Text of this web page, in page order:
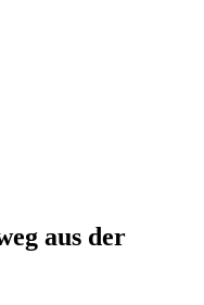
aus der